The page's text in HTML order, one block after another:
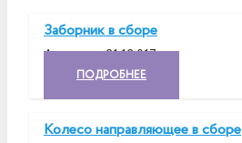
Заборник в сборе
Артикул: 21.12.017
ПОДРОБНЕЕ
Колесо направляющее в сборе